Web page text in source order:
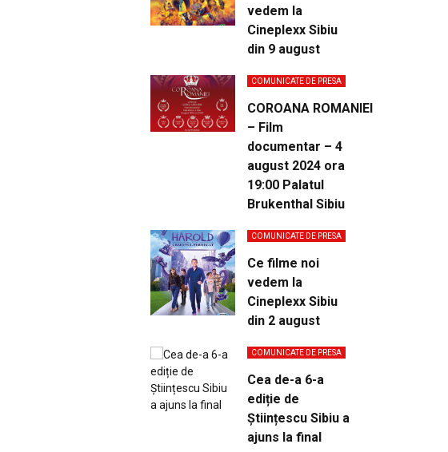
vedem la
Cineplexx Sibiu
din 9 august
COMUNICATE DE PRESA
COROANA ROMANIEI
– Film
documentar – 4
august 2024 ora
19:00 Palatul
Brukenthal Sibiu
COMUNICATE DE PRESA
Ce filme noi
vedem la
Cineplexx Sibiu
din 2 august
COMUNICATE DE PRESA
Cea de-a 6-a
ediție de
Științescu Sibiu a
ajuns la final